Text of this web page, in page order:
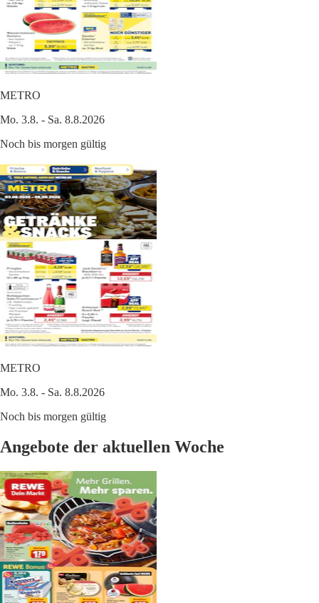
METRO
Mo. 3.8. - Sa. 8.8.2026
Noch bis morgen gültig
METRO
Mo. 3.8. - Sa. 8.8.2026
Noch bis morgen gültig
Angebote der aktuellen Woche